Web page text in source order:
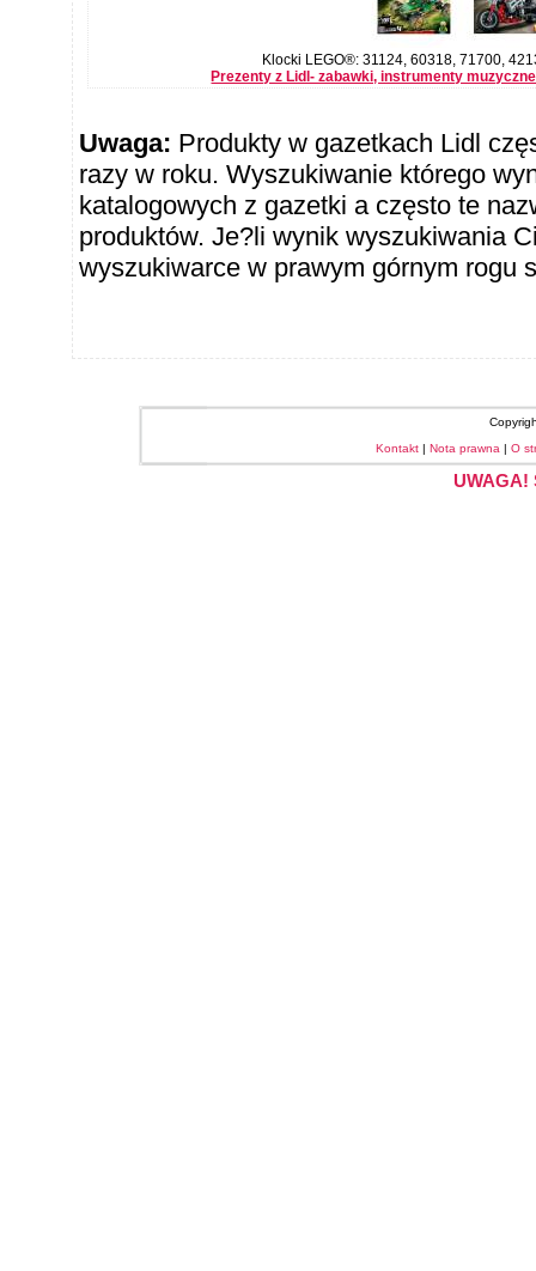
Klocki LEGO®: 31124, 60318, 71700,
Prezenty z Lidl- zabawki, instrumenty
Uwaga: Produkty w gazetkach Lidl
razy w roku. Wyszukiwanie którego
katalogowych z gazetki a często te
produktów. Je?li wynik wyszukiwania
wyszukiwarce w prawym górnym rogu
Kontakt | Nota prawna | O
UWAGA!